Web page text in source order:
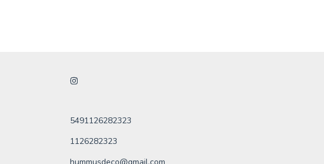
5491126282323
1126282323